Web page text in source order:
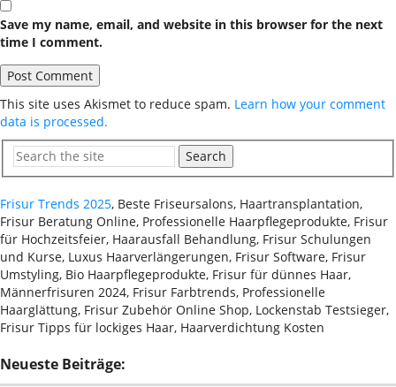
Save my name, email, and website in this browser for the next
time I comment.
This site uses Akismet to reduce spam. Learn how your comment
data is processed.
Search
Frisur Trends 2025, Beste Friseursalons, Haartransplantation,
Frisur Beratung Online, Professionelle Haarpflegeprodukte, Frisur
für Hochzeitsfeier, Haarausfall Behandlung, Frisur Schulungen
und Kurse, Luxus Haarverlängerungen, Frisur Software, Frisur
Umstyling, Bio Haarpflegeprodukte, Frisur für dünnes Haar,
Männerfrisuren 2024, Frisur Farbtrends, Professionelle
Haarglättung, Frisur Zubehör Online Shop, Lockenstab Testsieger,
Frisur Tipps für lockiges Haar, Haarverdichtung Kosten
Neueste Beiträge: